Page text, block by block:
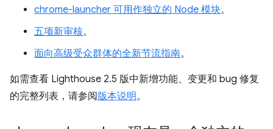
chrome-launcher 可用作独立的 Node 模块。
五项新审核。
面向高级受众群体的全新节流指南。
如需查看 Lighthouse 2.5 版中新增功能、变更和 bug 修复
的完整列表，请参阅版本说明。